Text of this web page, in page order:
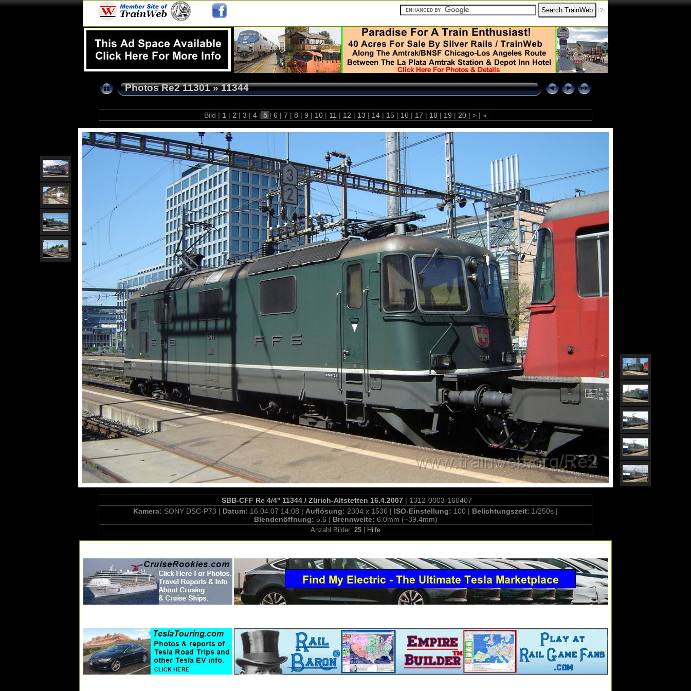
[?]
Photos Re2 11301»11344
Bild | 1 | 2 | 3 | 4 | 5 | 6 | 7 | 8 | 9 | 10 | 11 | 12 | 13 | 14 | 15 | 16 | 17 | 18 | 19 | 20 | > | »
SBB-CFF Re 4/4'' 11344 / Zürich-Altstetten 16.4.2007| 1312-0003-160407
Kamera: SONY DSC-P73 | Datum: 16.04.07 14:08 | Auflösung: 2304 x 1536 | ISO-Einstellung: 100 | Belichtungszeit: 1/250s |
Blendenöffnung: 5.6 | Brennweite: 6.0mm (~39.4mm)
Anzahl Bilder: 25 Hilfe